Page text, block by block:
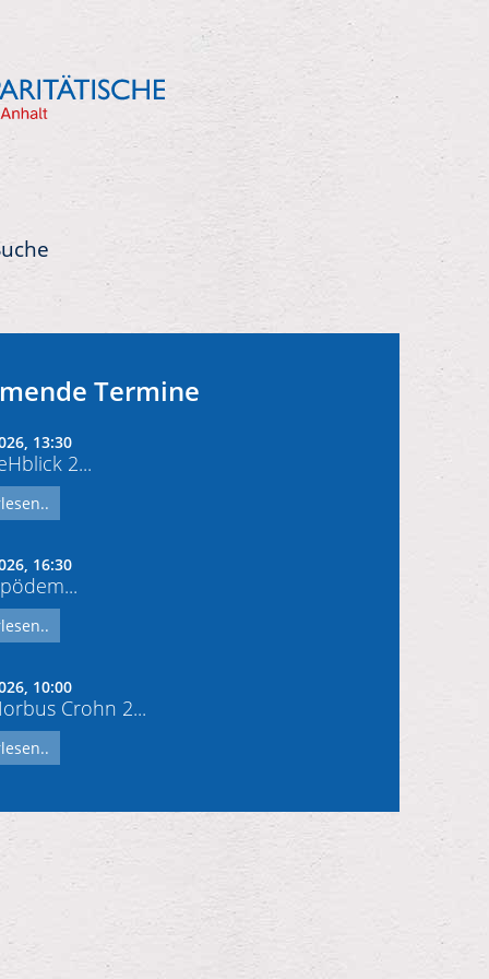
Termine
13:30
2...
16:30
10:00
Crohn 2...